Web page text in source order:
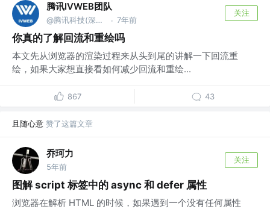
腾讯IVWEB团队
@腾讯科技(深圳)有限公司 · 7年前
关注
你真的了解回流和重绘吗
本文先从浏览器的渲染过程来从头到尾的讲解一下回流重
绘，如果大家想直接看如何减少回流和重绘...
867 43
且随心意 赞了这篇文章
乔珂力
5年前
关注
图解 script 标签中的 async 和 defer 属性
浏览器在解析 HTML 的时候，如果遇到一个没有任何属性